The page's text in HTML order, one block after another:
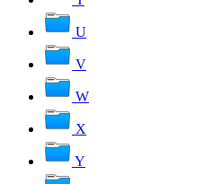
U
V
W
X
Y